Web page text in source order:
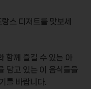
스 디저트를 맛보세
함께 즐길 수 있는 아
담고 있는 이 음식들을
를 바랍니다.